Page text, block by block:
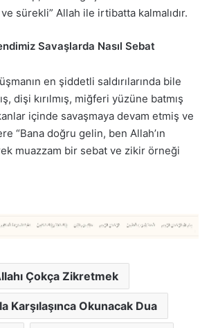
sürekli” Allah ile irtibatta kalmalıdır.
Savaşlarda Nasıl Sebat
en şiddetli saldırılarında bile
dişi kırılmış, miğferi yüzüne batmış
içinde savaşmaya devam etmiş ve
“Bana doğru gelin, ben Allah’ın
muazzam bir sebat ve zikir örneği
Çokça Zikretmek
Karşılaşınca Okunacak Dua